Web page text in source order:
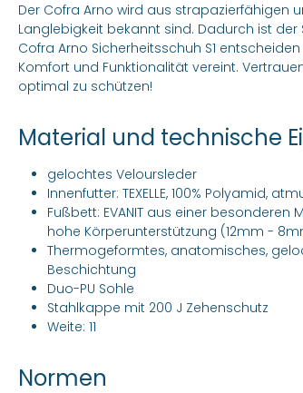
Der Cofra Arno wird aus strapazierfähigen
Langlebigkeit bekannt sind. Dadurch ist
Cofra Arno Sicherheitsschuh S1
Komfort und Funktionalität vereint.
optimal zu schützen!
Material und technische
gelochtes Veloursleder
Innenfutter: TEXELLE, 100% Polyamid,
Fußbett: EVANIT aus einer besonderen
hohe Körperunterstützung (12mm -
Thermogeformtes, anatomisches,
Beschichtung
Duo-PU Sohle
Stahlkappe mit 200 J Zehenschutz
Weite: 11
Normen